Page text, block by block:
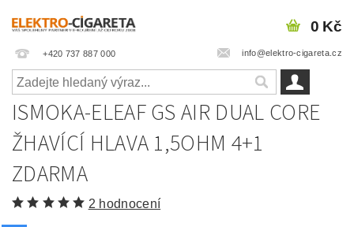
+420 737 887 000 info@elektro-cigareta.cz
0 Kč
ISMOKA-ELEAF GS AIR DUAL CORE
ŽHAVÍCÍ HLAVA 1,5OHM 4+1
ZDARMA
2 hodnocení